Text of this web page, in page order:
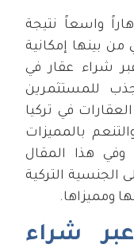
واسعاً نتيجة
من بينها إمكانية
شراء عقار في
للمستثمرين
في تركيا
بالمميزات
وفي هذا المقال
التركية
ومميزاها.
عبر شراء